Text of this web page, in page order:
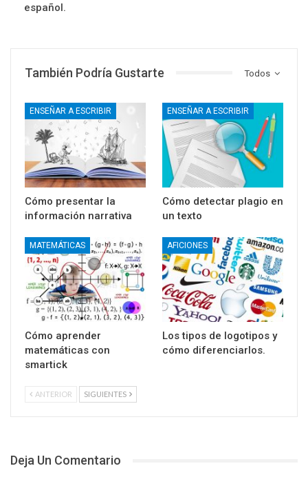
español.
Todos
También Podría Gustarte
ENSEÑAR A ESCRIBIR
Cómo presentar la
información narrativa
ENSEÑAR A ESCRIBIR
Cómo detectar plagio en
un texto
MATEMÁTICAS
Cómo aprender
matemáticas con
smartick
AFICIONES
Los tipos de logotipos y
cómo diferenciarlos.
ANTERIOR SIGUIENTES
Deja Un Comentario